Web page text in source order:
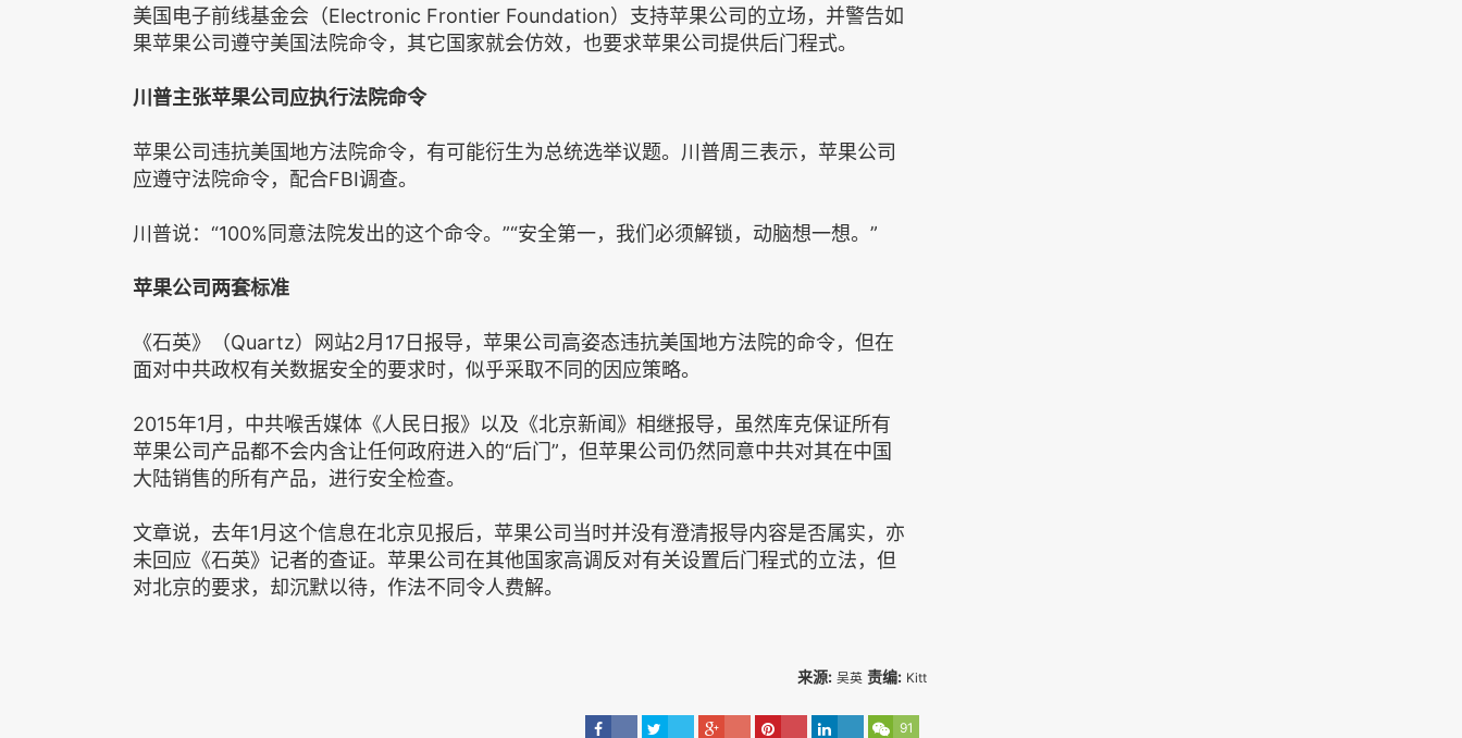
美国电子前线基金会（Electronic Frontier Foundation）支持苹果公司的立场，并警告如
果苹果公司遵守美国法院命令，其它国家就会仿效，也要求苹果公司提供后门程式。
川普主张苹果公司应执行法院命令
苹果公司违抗美国地方法院命令，有可能衍生为总统选举议题。川普周三表示，苹果公司
应遵守法院命令，配合FBI调查。
川普说：“100%同意法院发出的这个命令。”“安全第一，我们必须解锁，动脑想一想。”
苹果公司两套标准
《石英》（Quartz）网站2月17日报导，苹果公司高姿态违抗美国地方法院的命令，但在
面对中共政权有关数据安全的要求时，似乎采取不同的因应策略。
2015年1月，中共喉舌媒体《人民日报》以及《北京新闻》相继报导，虽然库克保证所有
苹果公司产品都不会内含让任何政府进入的“后门”，但苹果公司仍然同意中共对其在中国
大陆销售的所有产品，进行安全检查。
文章说，去年1月这个信息在北京见报后，苹果公司当时并没有澄清报导内容是否属实，亦
未回应《石英》记者的查证。苹果公司在其他国家高调反对有关设置后门程式的立法，但
对北京的要求，却沉默以待，作法不同令人费解。
来源: 吴英 责编: Kitt
91